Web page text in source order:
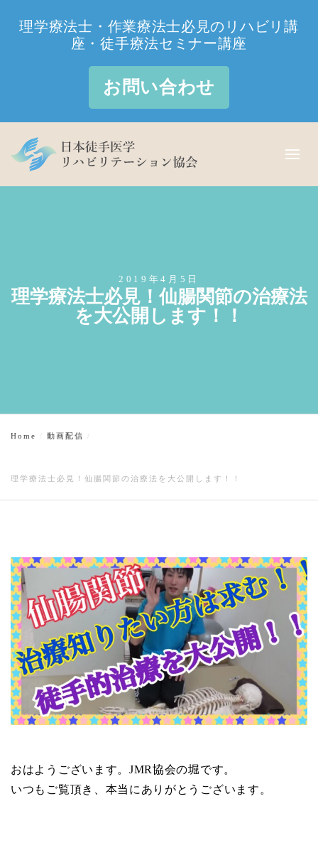
理学療法士・作業療法士必見のリハビリ講
座・徒手療法セミナー講座
お問い合わせ
2019年4月5日
理学療法士必見！仙腸関節の治療法
を大公開します！！
Home 動画配信
理学療法士必見！仙腸関節の治療法を大公開します！！
おはようございます。JMR協会の堀です。
いつもご覧頂き、本当にありがとうございます。